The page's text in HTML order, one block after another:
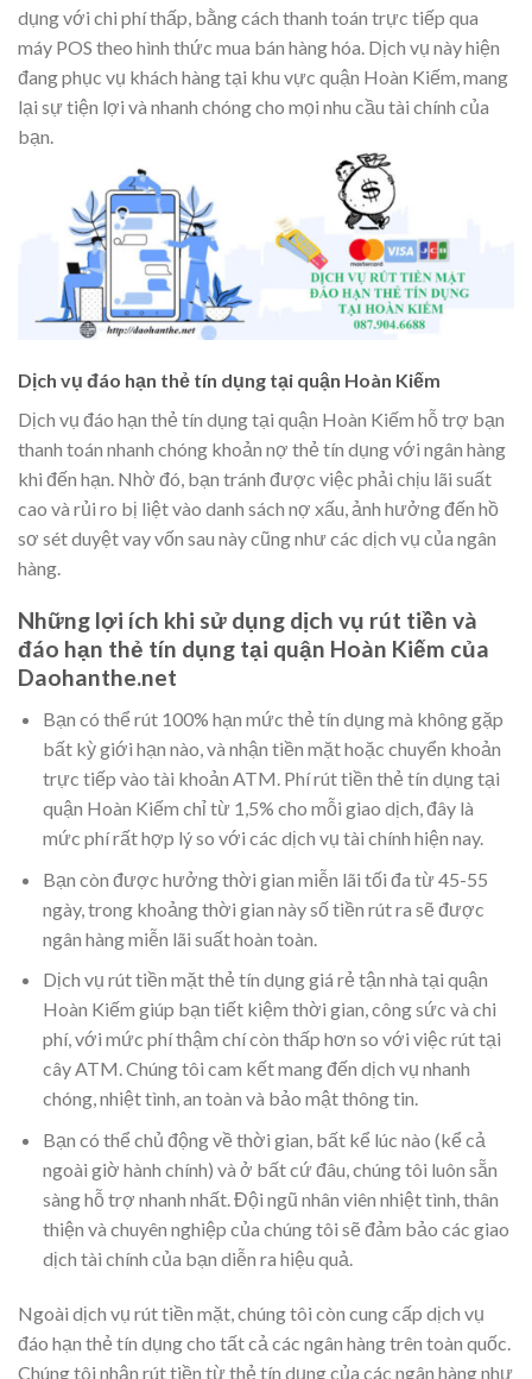
dụng với chi phí thấp, bằng cách thanh toán trực tiếp qua
máy POS theo hình thức mua bán hàng hóa. Dịch vụ này hiện
đang phục vụ khách hàng tại khu vực quận Hoàn Kiếm, mang
lại sự tiện lợi và nhanh chóng cho mọi nhu cầu tài chính của
bạn.
Dịch vụ đáo hạn thẻ tín dụng tại quận Hoàn Kiếm
Dịch vụ đáo hạn thẻ tín dụng tại quận Hoàn Kiếm hỗ trợ bạn
thanh toán nhanh chóng khoản nợ thẻ tín dụng với ngân hàng
khi đến hạn. Nhờ đó, bạn tránh được việc phải chịu lãi suất
cao và rủi ro bị liệt vào danh sách nợ xấu, ảnh hưởng đến hồ
sơ sét duyệt vay vốn sau này cũng như các dịch vụ của ngân
hàng.
Những lợi ích khi sử dụng dịch vụ rút tiền và
đáo hạn thẻ tín dụng tại quận Hoàn Kiếm của
Daohanthe.net
Bạn có thể rút 100% hạn mức thẻ tín dụng mà không gặp
bất kỳ giới hạn nào, và nhận tiền mặt hoặc chuyển khoản
trực tiếp vào tài khoản ATM. Phí rút tiền thẻ tín dụng tại
quận Hoàn Kiếm chỉ từ 1,5% cho mỗi giao dịch, đây là
mức phí rất hợp lý so với các dịch vụ tài chính hiện nay.
Bạn còn được hưởng thời gian miễn lãi tối đa từ 45-55
ngày, trong khoảng thời gian này số tiền rút ra sẽ được
ngân hàng miễn lãi suất hoàn toàn.
Dịch vụ rút tiền mặt thẻ tín dụng giá rẻ tận nhà tại quận
Hoàn Kiếm giúp bạn tiết kiệm thời gian, công sức và chi
phí, với mức phí thậm chí còn thấp hơn so với việc rút tại
cây ATM. Chúng tôi cam kết mang đến dịch vụ nhanh
chóng, nhiệt tình, an toàn và bảo mật thông tin.
Bạn có thể chủ động về thời gian, bất kể lúc nào (kể cả
ngoài giờ hành chính) và ở bất cứ đâu, chúng tôi luôn sẵn
sàng hỗ trợ nhanh nhất. Đội ngũ nhân viên nhiệt tình, thân
thiện và chuyên nghiệp của chúng tôi sẽ đảm bảo các giao
dịch tài chính của bạn diễn ra hiệu quả.
Ngoài dịch vụ rút tiền mặt, chúng tôi còn cung cấp dịch vụ
đáo hạn thẻ tín dụng cho tất cả các ngân hàng trên toàn quốc.
Chúng tôi nhận rút tiền từ thẻ tín dụng của các ngân hàng như